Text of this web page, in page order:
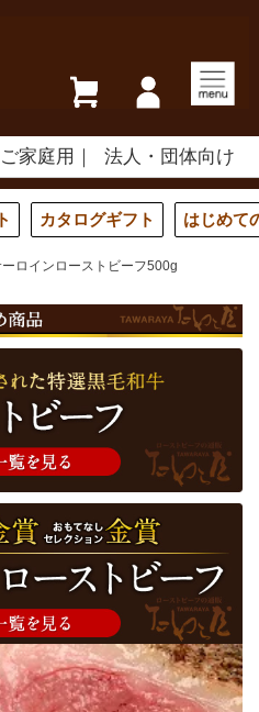
ご家庭用 法人・団体向け
カタログギフト はじめて
ロインローストビーフ500g